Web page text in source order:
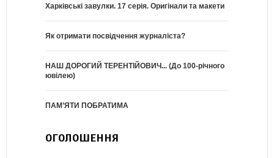
Харківські завулки. 17 серія. Оригінали та макети
Як отримати посвідчення журналіста?
НАШ ДОРОГИЙ ТЕРЕНТІЙОВИЧ... (До 100-річного
ювілею)
ПАМ’ЯТИ ПОБРАТИМА
ОГОЛОШЕННЯ